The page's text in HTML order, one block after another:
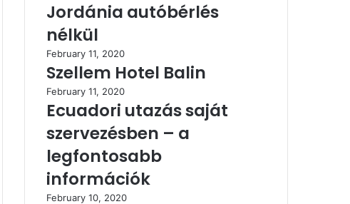
Jordánia autóbérlés
nélkül
February 11, 2020
Szellem Hotel Balin
February 11, 2020
Ecuadori utazás saját
szervezésben – a
legfontosabb
információk
February 10, 2020